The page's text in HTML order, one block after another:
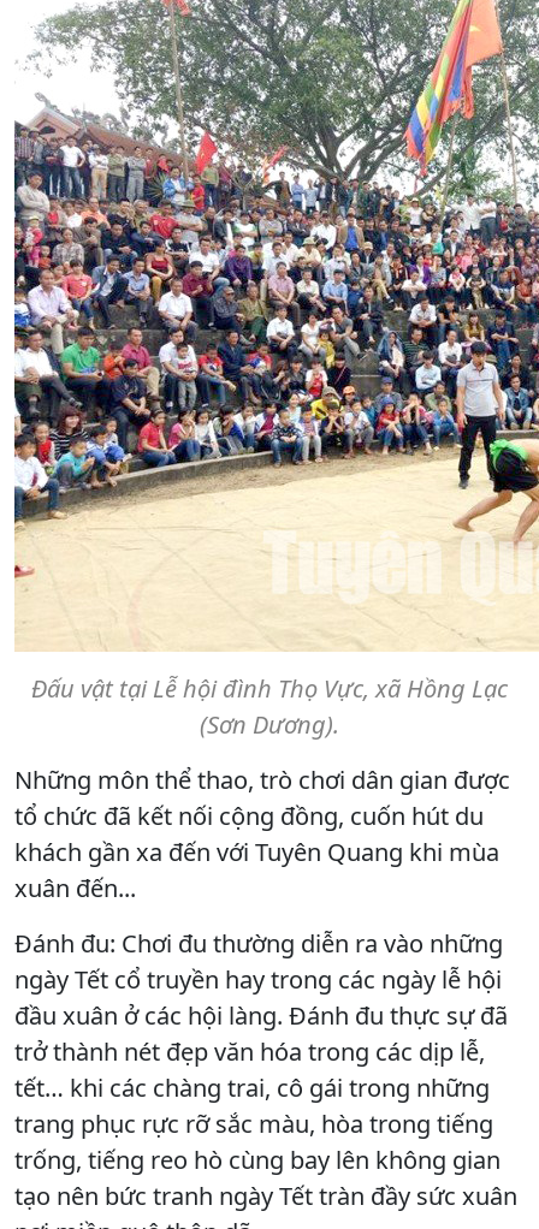
Đấu vật tại Lễ hội đình Thọ Vực, xã Hồng Lạc
(Sơn Dương).
Những môn thể thao, trò chơi dân gian được
tổ chức đã kết nối cộng đồng, cuốn hút du
khách gần xa đến với Tuyên Quang khi mùa
xuân đến...
Đánh đu: Chơi đu thường diễn ra vào những
ngày Tết cổ truyền hay trong các ngày lễ hội
đầu xuân ở các hội làng. Đánh đu thực sự đã
trở thành nét đẹp văn hóa trong các dịp lễ,
tết… khi các chàng trai, cô gái trong những
trang phục rực rỡ sắc màu, hòa trong tiếng
trống, tiếng reo hò cùng bay lên không gian
tạo nên bức tranh ngày Tết tràn đầy sức xuân